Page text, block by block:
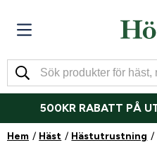
500KR RABATT PÅ
Hem Häst Hästutrustning